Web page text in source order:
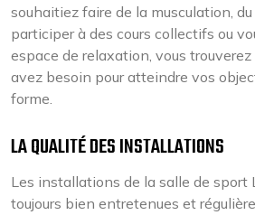
souhaitiez faire de la musculation,
participer à des cours collectifs ou
espace de relaxation, vous
avez besoin pour atteindre vos
forme.
LA QUALITÉ DES INSTALLATIONS
Les installations de la salle de sport
toujours bien entretenues et